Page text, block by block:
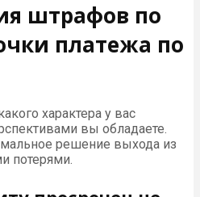
штрафов по
платежа по
характера у вас
вы обладаете.
решение выхода из
потерями.